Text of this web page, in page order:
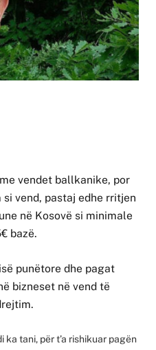
vendet ballkanike, por
vend, pastaj edhe rritjen
në Kosovë si minimale
bazë.
punëtore dhe pagat
bizneset në vend të
tani, për t’a rishikuar pagën